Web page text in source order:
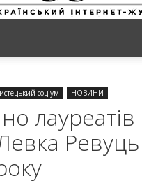
соціум НОВИНИ
лауреатів